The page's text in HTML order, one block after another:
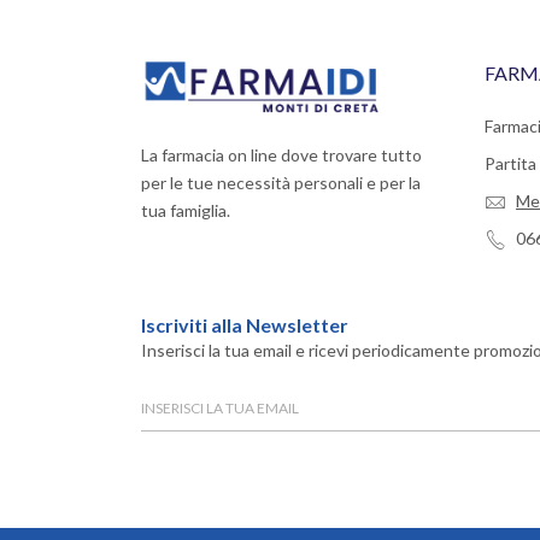
La farmacia on line dove trovare tutto
per le tue necessità personali e per la
tua famiglia.
Partita
Iscriviti alla Newsletter
Inserisci la tua email e ricevi periodicamente